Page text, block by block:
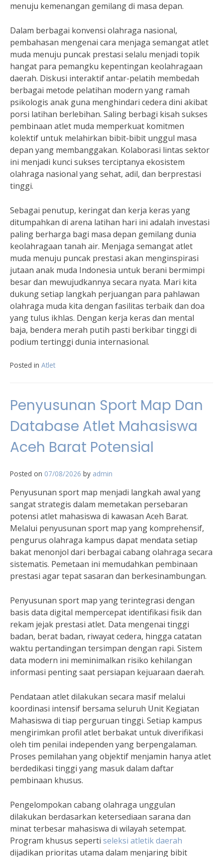
menuju kemenangan gemilang di masa depan.
Dalam berbagai konvensi olahraga nasional,
pembahasan mengenai cara menjaga semangat atlet
muda menuju puncak prestasi selalu menjadi topik
hangat para pemangku kepentingan keolahragaan
daerah. Diskusi interaktif antar-pelatih membedah
berbagai metode pelatihan modern yang ramah
psikologis anak guna menghindari cedera dini akibat
porsi latihan berlebihan. Saling berbagi kisah sukses
pembinaan atlet muda memperkuat komitmen
kolektif untuk melahirkan bibit-bibit unggul masa
depan yang membanggakan. Kolaborasi lintas sektor
ini menjadi kunci sukses terciptanya ekosistem
olahraga nasional yang sehat, adil, dan berprestasi
tinggi.
Sebagai penutup, keringat dan kerja keras yang
ditumpahkan di arena latihan hari ini adalah investasi
paling berharga bagi masa depan gemilang dunia
keolahragaan tanah air. Menjaga semangat atlet
muda menuju puncak prestasi akan menginspirasi
jutaan anak muda Indonesia untuk berani bermimpi
besar dan mewujudkannya secara nyata. Mari kita
dukung setiap langkah perjuangan para pahlawan
olahraga muda kita dengan fasilitas terbaik dan doa
yang tulus ikhlas. Dengan kerja keras dan mental
baja, bendera merah putih pasti berkibar tinggi di
podium tertinggi dunia internasional.
Posted in Atlet
Penyusunan Sport Map Dan
Database Atlet Mahasiswa
Aceh Barat Potensial
Posted on 07/08/2026 by admin
Penyusunan sport map menjadi langkah awal yang
sangat strategis dalam memetakan persebaran
potensi atlet mahasiswa di kawasan Aceh Barat.
Melalui penyusunan sport map yang komprehensif,
pengurus olahraga kampus dapat mendata setiap
bakat menonjol dari berbagai cabang olahraga secara
sistematis. Pemetaan ini memudahkan pembinaan
prestasi agar tepat sasaran dan berkesinambungan.
Penyusunan sport map yang terintegrasi dengan
basis data digital mempercepat identifikasi fisik dan
rekam jejak prestasi atlet. Data mengenai tinggi
badan, berat badan, riwayat cedera, hingga catatan
waktu pertandingan tersimpan dengan rapi. Sistem
data modern ini meminimalkan risiko kehilangan
informasi penting saat persiapan kejuaraan daerah.
Pendataan atlet dilakukan secara masif melalui
koordinasi intensif bersama seluruh Unit Kegiatan
Mahasiswa di tiap perguruan tinggi. Setiap kampus
mengirimkan profil atlet berbakat untuk diverifikasi
oleh tim penilai independen yang berpengalaman.
Proses pemilahan yang objektif menjamin hanya atlet
berdedikasi tinggi yang masuk dalam daftar
pembinaan khusus.
Pengelompokan cabang olahraga unggulan
dilakukan berdasarkan ketersediaan sarana dan
minat terbesar mahasiswa di wilayah setempat.
Program khusus seperti seleksi atletik daerah
dijadikan prioritas utama dalam menjaring bibit